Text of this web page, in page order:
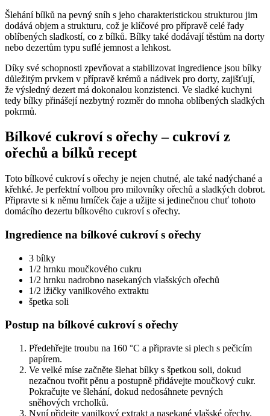
Šlehání bílků na pevný sníh s jeho charakteristickou strukturou jim
dodává objem a strukturu, což je klíčové pro přípravě celé řady
oblíbených sladkostí, co z bílků. Bílky také dodávají těstům na dorty
nebo dezertům typu suflé jemnost a lehkost.
Díky své schopnosti zpevňovat a stabilizovat ingredience jsou bílky
důležitým prvkem v přípravě krémů a nádivek pro dorty, zajišťují,
že výsledný dezert má dokonalou konzistenci. Ve sladké kuchyni
tedy bílky přinášejí nezbytný rozměr do mnoha oblíbených sladkých
pokrmů.
Bílkové cukroví s ořechy – cukroví z
ořechů a bílků recept
Toto bílkové cukroví s ořechy je nejen chutné, ale také nadýchané a
křehké. Je perfektní volbou pro milovníky ořechů a sladkých dobrot.
Připravte si k němu hrníček čaje a užijte si jedinečnou chuť tohoto
domácího dezertu bílkového cukroví s ořechy.
Ingredience na bílkové cukroví s ořechy
3 bílky
1/2 hrnku moučkového cukru
1/2 hrnku nadrobno nasekaných vlašských ořechů
1/2 lžičky vanilkového extraktu
špetka soli
Postup na bílkové cukroví s ořechy
Předehřejte troubu na 160 °C a připravte si plech s pečicím
papírem.
Ve velké míse začněte šlehat bílky s špetkou soli, dokud
nezačnou tvořit pěnu a postupně přidávejte moučkový cukr.
Pokračujte ve šlehání, dokud nedosáhnete pevných
sněhových vrcholků.
Nyní přidejte vanilkový extrakt a nasekané vlašské ořechy.